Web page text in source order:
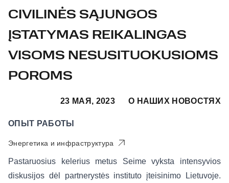
CIVILINĖS SĄJUNGOS
ĮSTATYMAS REIKALINGAS
VISOMS NESUSITUOKUSIOMS
POROMS
23 МАЯ, 2023 О НАШИХ НОВОСТЯХ
ОПЫТ РАБОТЫ
Энергетика и инфраструктура
Pastaruosius kelerius metus Seime vyksta intensyvios
diskusijos dėl partnerystės instituto įteisinimo Lietuvoje.